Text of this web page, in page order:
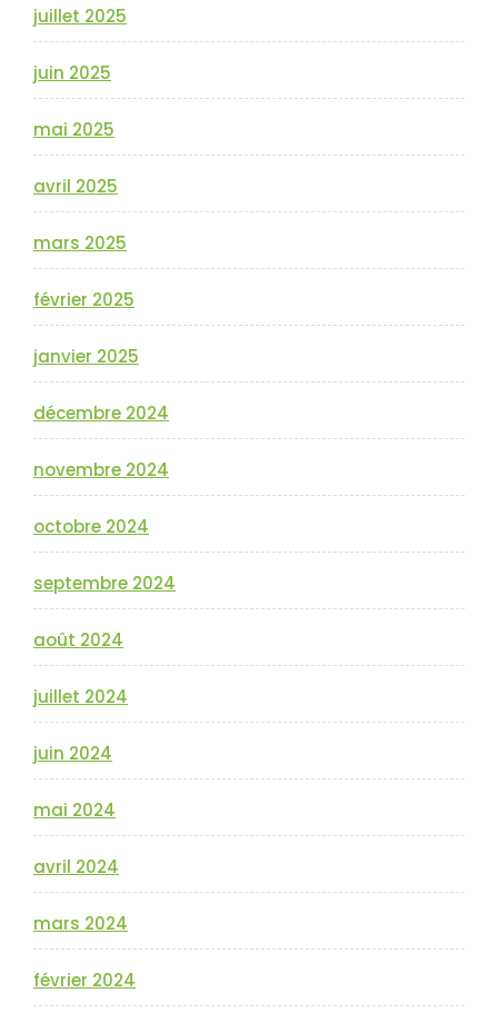
juillet 2025
juin 2025
mai 2025
avril 2025
mars 2025
février 2025
janvier 2025
décembre 2024
novembre 2024
octobre 2024
septembre 2024
août 2024
juillet 2024
juin 2024
mai 2024
avril 2024
mars 2024
février 2024